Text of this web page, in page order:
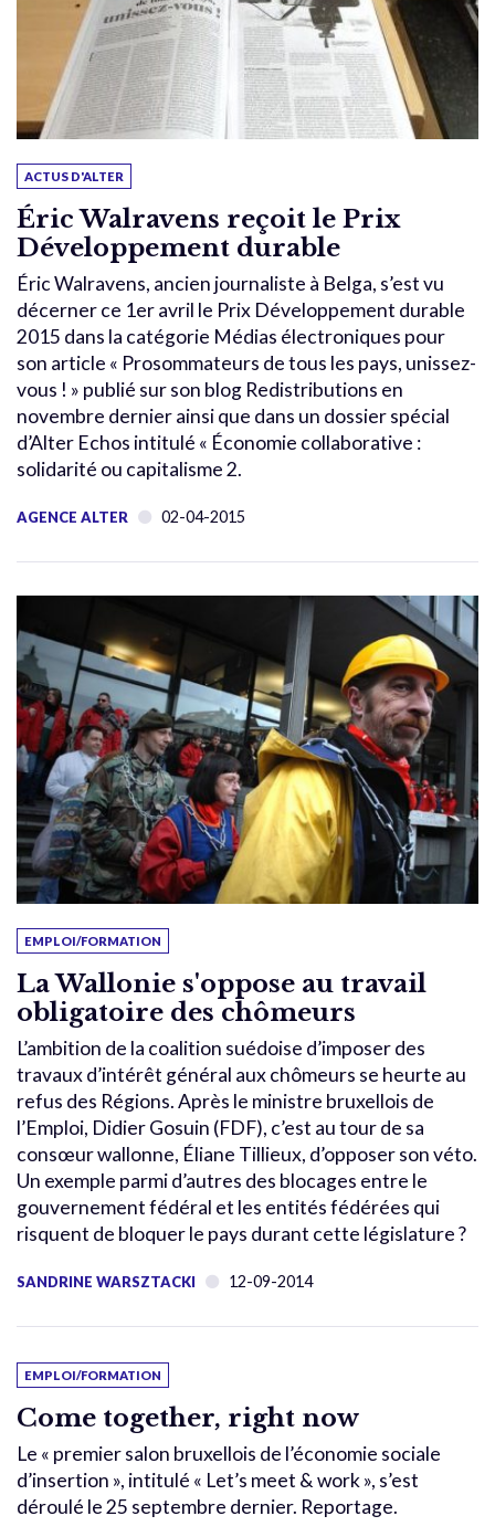
ACTUS D'ALTER
Éric Walravens reçoit le Prix
Développement durable
Éric Walravens, ancien journaliste à Belga, s’est vu
décerner ce 1er avril le Prix Développement durable
2015 dans la catégorie Médias électroniques pour
son article « Prosommateurs de tous les pays, unissez-
vous ! » publié sur son blog Redistributions en
novembre dernier ainsi que dans un dossier spécial
d’Alter Echos intitulé « Économie collaborative :
solidarité ou capitalisme 2.
AGENCE ALTER 02-04-2015
EMPLOI/FORMATION
La Wallonie s'oppose au travail
obligatoire des chômeurs
L’ambition de la coalition suédoise d’imposer des
travaux d’intérêt général aux chômeurs se heurte au
refus des Régions. Après le ministre bruxellois de
l’Emploi, Didier Gosuin (FDF), c’est au tour de sa
consœur wallonne, Éliane Tillieux, d’opposer son véto.
Un exemple parmi d’autres des blocages entre le
gouvernement fédéral et les entités fédérées qui
risquent de bloquer le pays durant cette législature ?
SANDRINE WARSZTACKI 12-09-2014
EMPLOI/FORMATION
Come together, right now
Le « premier salon bruxellois de l’économie sociale
d’insertion », intitulé « Let’s meet & work », s’est
déroulé le 25 septembre dernier. Reportage.